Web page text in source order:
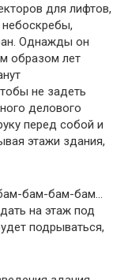
для лифтов,
небоскребы,
Однажды он
образом лет
не задеть
делового
перед собой и
этажи здания,
бам-бам-бам…
на этаж под
подрываться,